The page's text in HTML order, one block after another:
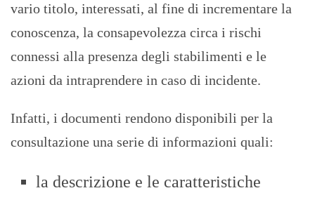
vario titolo, interessati, al fine di incrementare la
conoscenza, la consapevolezza circa i rischi
connessi alla presenza degli stabilimenti e le
azioni da intraprendere in caso di incidente.
Infatti, i documenti rendono disponibili per la
consultazione una serie di informazioni quali:
la descrizione e le caratteristiche